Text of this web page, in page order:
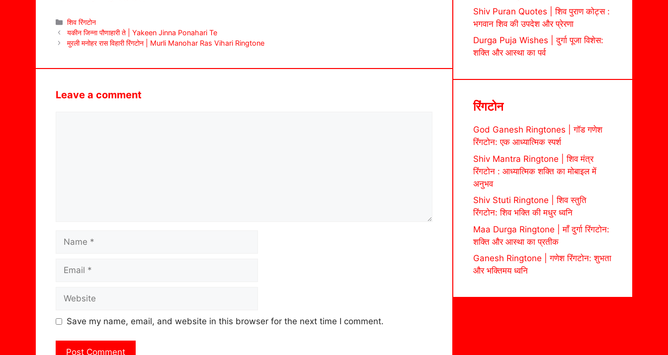
Categories
शिव रिंगटोन
यकीन जिन्ना पौणाहारी ते | Yakeen Jinna Ponahari Te
मुरली मनोहर रास विहारी रिंगटोन | Murli Manohar Ras Vihari Ringtone
Leave a comment
Name
Email
Website
Save my name, email, and website in this browser for the next time I comment.
Shiv Puran Quotes | शिव पुराण कोट्स :
भगवान शिव की उपदेश और प्रेरणा
Durga Puja Wishes | दुर्गा पूजा विशेस:
शक्ति और आस्था का पर्व
रिंगटोन
God Ganesh Ringtones | गॉड गणेश
रिंगटोन: एक आध्यात्मिक स्पर्श
Shiv Mantra Ringtone | शिव मंत्र
रिंगटोन : आध्यात्मिक शक्ति का मोबाइल में
अनुभव
Shiv Stuti Ringtone | शिव स्तुति
रिंगटोन: शिव भक्ति की मधुर ध्वनि
Maa Durga Ringtone | माँ दुर्गा रिंगटोन:
शक्ति और आस्था का प्रतीक
Ganesh Ringtone | गणेश रिंगटोन: शुभता
और भक्तिमय ध्वनि